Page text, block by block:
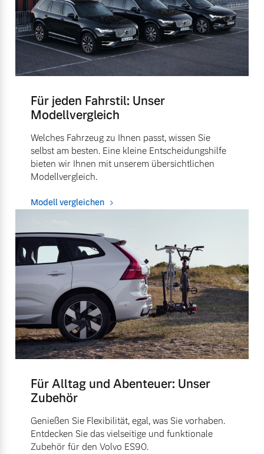
Für jeden Fahrstil: Unser
Modellvergleich
Welches Fahrzeug zu Ihnen passt, wissen Sie
selbst am besten. Eine kleine Entscheidungshilfe
bieten wir Ihnen mit unserem übersichtlichen
Modellvergleich.
Modell vergleichen
Für Alltag und Abenteuer: Unser
Zubehör
Genießen Sie Flexibilität, egal, was Sie vorhaben.
Entdecken Sie das vielseitige und funktionale
Zubehör für den Volvo ES90.